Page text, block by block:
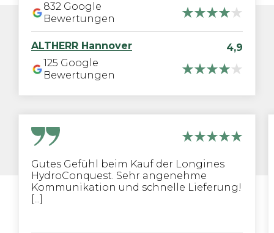
832 Google
Bewertungen
ALTHERR Hannover
4,9
125 Google
Bewertungen
Gutes Gefühl beim Kauf der Longines
HydroConquest. Sehr angenehme
Kommunikation und schnelle Lieferung!
[...]